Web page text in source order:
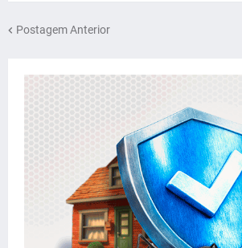
Postagem Anterior